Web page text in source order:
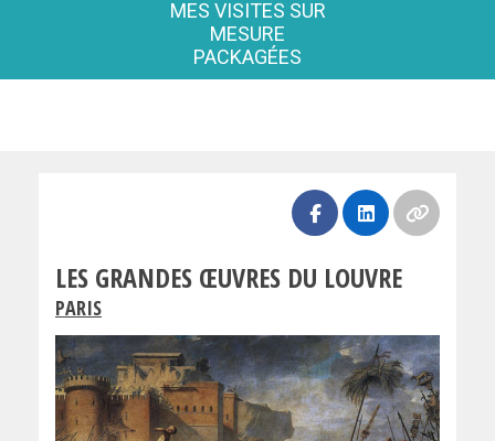
MES VISITES SUR
MESURE
PACKAGÉES
LES GRANDES ŒUVRES DU LOUVRE
PARIS